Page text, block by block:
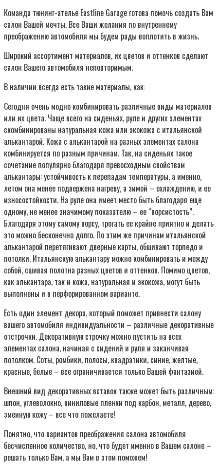
Команда тюнинг-ателье Eastline Garage готова помочь создать Вам
салон Вашей мечты. Все Ваши желания по внутреннему
преображению автомобиля мы будем рады воплотить в жизнь.
Широкий ассортимент материалов, их цветов и оттенков сделают
салон Вашего автомобиля неповторимым.
В наличии всегда есть такие материалы, как:
Сегодня очень модно комбинировать различные виды материалов
или их цвета. Чаще всего на сиденьях, руле и других элементах
скомбинированы натуральная кожа или экокожа с итальянской
алькантарой. Кожа с алькантарой на разных элементах салона
комбинируется по разным причинам. Так, на сиденьях такое
сочетание популярно благодаря превосходным свойствам
алькантары: устойчивость к перепадам температуры, а именно,
летом она менее подвержена нагреву, а зимой – охлаждению, и ее
износостойкости. На руле она имеет место быть благодаря еще
одному, не менее значимому показателю – ее “ворсистость”.
Благодаря этому самому ворсу, трогать ее крайне приятно и делать
это можно бесконечно долго. По этим же причинам итальянской
алькантарой перетягивают дверные карты, обшивают торпедо и
потолки. Итальянскую алькантару можно комбинировать и между
собой, сшивая полотна разных цветов и оттенков. Помимо цветов,
как алькантара, так и кожа, натуральная и экокожа, могут быть
выполнены и в перфорированном варианте.
Есть один элемент декора, который поможет привнести салону
вашего автомобиля индивидуальности – различные декоративные
отстрочки. Декоративную строчку можно пустить на всех
элементах салона, начиная с сидений и руля и заканчивая
потолком. Соты, ромбики, полосы, квадратики, синие, желтые,
красные, белые – все ограничивается только Вашей фантазией.
Внешний вид декоративных вставок также может быть различным:
шпон, углеволокно, виниловые пленки под карбон, металл, дерево,
змеиную кожу – все что пожелаете!
Понятно, что вариантов преображения салона автомобиля
бесчисленное количество, но, что будет именно в Вашем салоне –
решать только Вам, а мы Вам в этом поможем!